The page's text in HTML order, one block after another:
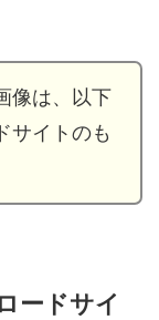
像は、以下
サイトのも
ードサイ